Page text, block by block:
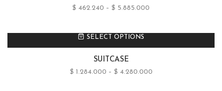
$ 462.240 – $ 5.885.000
SELECT OPTIONS
SUITCASE
$ 1.284.000 – $ 4.280.000